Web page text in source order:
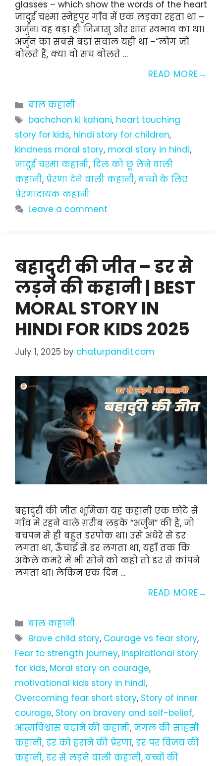
glasses – which show the words of the heart
जादुई चश्मा स्नेहपुर गाँव में एक लड़का रहता था –
अर्जुन। वह बड़ा ही जिज्ञासु और शांत स्वभाव का था।
अर्जुन का सबसे बड़ा सवाल यही था –“लोग जो
बोलते हैं, क्या वो सच बोलते …
READ MORE
Categories
बाल कहानी
Tags
bachchon ki kahani, heart touching
story for kids, hindi story for children,
kindness moral story, moral story in hindi,
जादुई चश्मा कहानी, दिल को छू लेने वाली
कहानी, प्रेरणा देने वाली कहानी, बच्चों के लिए
प्रेरणादायक कहानी
Leave a comment
बहादुरी की जीत – डर से
लड़ने की कहानी | BEST
MORAL STORY IN
HINDI FOR KIDS 2025
July 1, 2025 by chaturpandit.com
बहादुरी की जीत भूमिका यह कहानी एक छोटे से
गाँव में रहने वाले ग़रीब लड़के “अर्जुन” की है, जो
बचपन से ही बहुत डरपोक था। उसे अंधेरे से डर
लगता था, ऊँचाई से डर लगता था, यहाँ तक कि
अकेले कमरे में भी सोने को कहो तो डर से कांपने
लगता था। लेकिन एक दिन …
READ MORE
Categories
बाल कहानी
Tags
Brave child story, Courage vs fear story,
Fear to strength journey, Inspirational story
for kids, Moral story on courage,
motivational kids story in hindi,
Overcoming fear short story, Story of inner
courage, Story on bravery and self-belief,
आत्मविश्वास बढ़ाने की कहानी, जंगल की साहसी
कहानी, डर को हराने की प्रेरणा, डर पर विजय की
कहानी, डर से लड़ने वाली कहानी, बच्चों की